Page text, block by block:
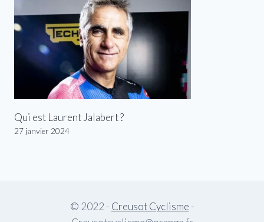
Qui est Laurent Jalabert ?
27 janvier 2024
© 2022 - Creusot Cyclisme -